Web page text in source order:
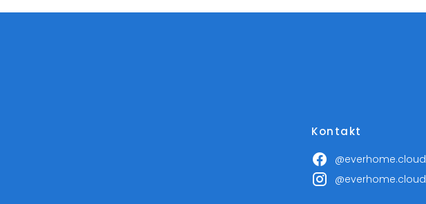
Kontakt
@everhome.cloud
@everhome.cloud